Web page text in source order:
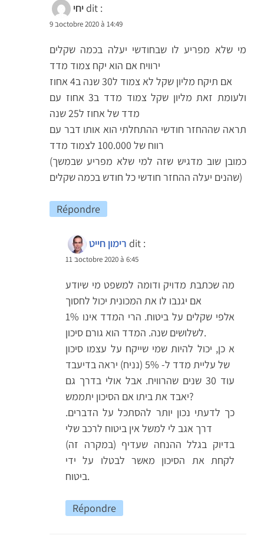
יחי dit :
9 בoctobre 2020 à 14:49
מי שלא מפריע לו שבחודשי יעלה בכמה שקלים
ירוויח אם הוא יקח צמוד מדד
אם תיקח מליון שקל לא צמוד ל30 שנה ב4 אחוז
ולעומת זאת מליון שקל צמוד מדד ב3 אחוז עם
מדד של אחוז ל25 שנה
תראה שההחזר חודשי ההתחלתי הוא אותו דבר עם
רווח של 100.000 לצמוד מדד
(כמובן שוב מדגיש שזה למי שלא מפריע שבמשך
שהנים יעלה ההחזר חודשי כל חודש בכמה שקלים)
Répondre
רימון חייט dit :
11 בoctobre 2020 à 6:45
מה שכתבת מדויק ודומה למשפט מי שיודע
אם יגנבו לו את המכונית יכול לחסוך
אלפי שקלים על ביטוח. הרי המדד אינו 1%
לשלושים שנה. המדד הוא גורם סיכון.
א כן, יכול להיות שמי שייקח על עצמו סיכון
של עליית מדד ל- 5% (נניח) יראה בדיעבד
עוד 30 שנים שהרוויח. אבל אולי בדרך גם
יאבד את ביתו אם הסיכון יתממש?
כך לדעתי נכון יותר להסתכל על הדברים.
דרך אגב לי למשל אין ביטוח לרכב שלי
בדיוק בגלל ההנחה שעדיף (במקרה זה)
לקחת את הסיכון מאשר לבטלו על ידי
ביטוח.
Répondre